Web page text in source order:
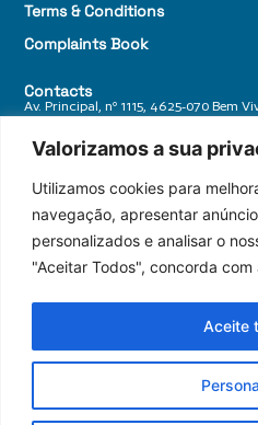
Valorizamos a sua
Utilizamos cookies para
navegação, apresentar
personalizados e analisar o
"Aceitar Todos", concorda
Aceite
Terms & Conditions
Complaints Book
Contacts
Av. Principal, nº 1115, 4625-070 Bem
+ 351 255 588 770